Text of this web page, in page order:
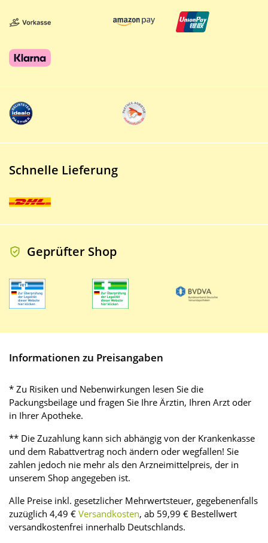
Schnelle Lieferung
Geprüfter Shop
Informationen zu Preisangaben
* Zu Risiken und Nebenwirkungen lesen Sie die
Packungsbeilage und fragen Sie Ihre Ärztin, Ihren Arzt oder
in Ihrer Apotheke.
** Die Zuzahlung kann sich abhängig von der Krankenkasse
und dem Rabattvertrag noch ändern oder wegfallen! Sie
zahlen jedoch nie mehr als den Arzneimittelpreis, der in
unserem Shop angegeben ist.
Alle Preise inkl. gesetzlicher Mehrwertsteuer, gegebenenfalls
zuzüglich 4,49 € Versandkosten, ab 59,99 € Bestellwert
versandkostenfrei innerhalb Deutschlands.